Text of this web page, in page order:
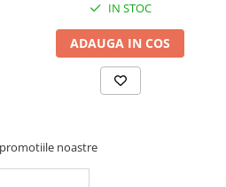
IN STOC
ADAUGA IN COS
noastre